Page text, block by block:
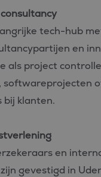
tech-hub
en
als project
softwareprojecten
bij klanten.
en
gevestigd in